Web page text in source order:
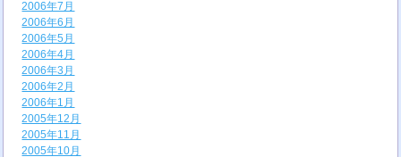
2006年7月
2006年6月
2006年5月
2006年4月
2006年3月
2006年2月
2006年1月
2005年12月
2005年11月
2005年10月